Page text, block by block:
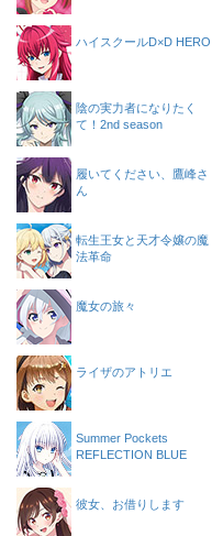
ハイスクールD×D HERO
陰の実力者になりたく
て！2nd season
履いてください、鷹峰さ
ん
転生王女と天才令嬢の魔
法革命
魔女の旅々
ライザのアトリエ
Summer Pockets
REFLECTION BLUE
彼女、お借りします